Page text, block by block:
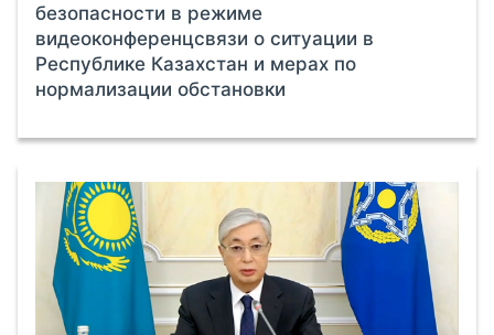
безопасности в режиме
видеоконференцсвязи о ситуации в
Республике Казахстан и мерах по
нормализации обстановки